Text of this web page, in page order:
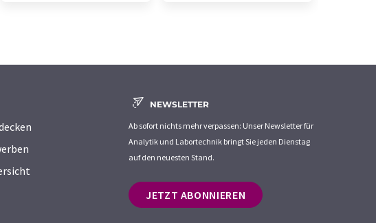
NEWSLETTER
Ab sofort nichts mehr verpassen: Unser Newsletter für
Analytik und Labortechnik bringt Sie jeden Dienstag
auf den neuesten Stand.
JETZT ABONNIEREN